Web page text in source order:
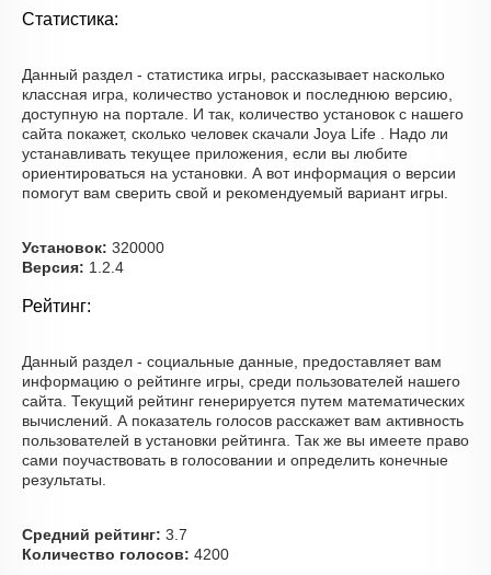
Статистика:
Данный раздел - статистика игры, рассказывает насколько
классная игра, количество установок и последнюю версию,
доступную на портале. И так, количество установок с нашего
сайта покажет, сколько человек скачали Joya Life . Надо ли
устанавливать текущее приложения, если вы любите
ориентироваться на установки. А вот информация о версии
помогут вам сверить свой и рекомендуемый вариант игры.
Установок: 320000
Версия: 1.2.4
Рейтинг:
Данный раздел - социальные данные, предоставляет вам
информацию о рейтинге игры, среди пользователей нашего
сайта. Текущий рейтинг генерируется путем математических
вычислений. А показатель голосов расскажет вам активность
пользователей в установки рейтинга. Так же вы имеете право
сами поучаствовать в голосовании и определить конечные
результаты.
Средний рейтинг: 3.7
Количество голосов: 4200